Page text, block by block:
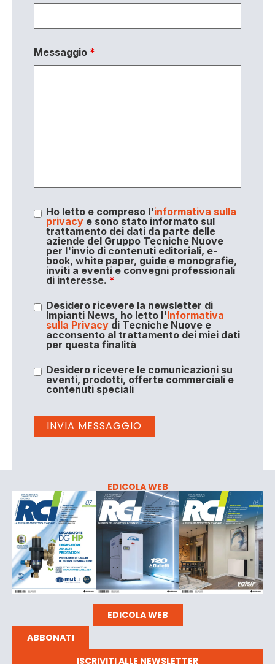
Messaggio *
Ho letto e compreso l'informativa sulla
privacye sono stato informato sul
trattamento dei dati da parte delle
aziende del Gruppo Tecniche Nuove
per l'invio di contenuti editoriali, e-
book, white paper, guide e monografie,
inviti a eventi e convegni professionali
di interesse. *
Desidero ricevere la newsletter di
Impianti News, ho letto l'Informativa
sulla Privacydi Tecniche Nuove e
acconsento al trattamento dei miei dati
per questa finalità
Desidero ricevere le comunicazioni su
eventi, prodotti, offerte commerciali e
contenuti speciali
EDICOLA WEB
EDICOLA WEB
ABBONATI
ISCRIVITI ALLE NEWSLETTER